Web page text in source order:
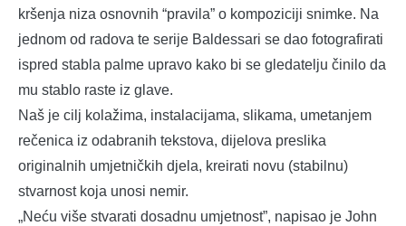
kršenja niza osnovnih “pravila” o kompoziciji snimke. Na
jednom od radova te serije Baldessari se dao fotografirati
ispred stabla palme upravo kako bi se gledatelju činilo da
mu stablo raste iz glave.
Naš je cilj kolažima, instalacijama, slikama, umetanjem
rečenica iz odabranih tekstova, dijelova preslika
originalnih umjetničkih djela, kreirati novu (stabilnu)
stvarnost koja unosi nemir.
„Neću više stvarati dosadnu umjetnost”, napisao je John